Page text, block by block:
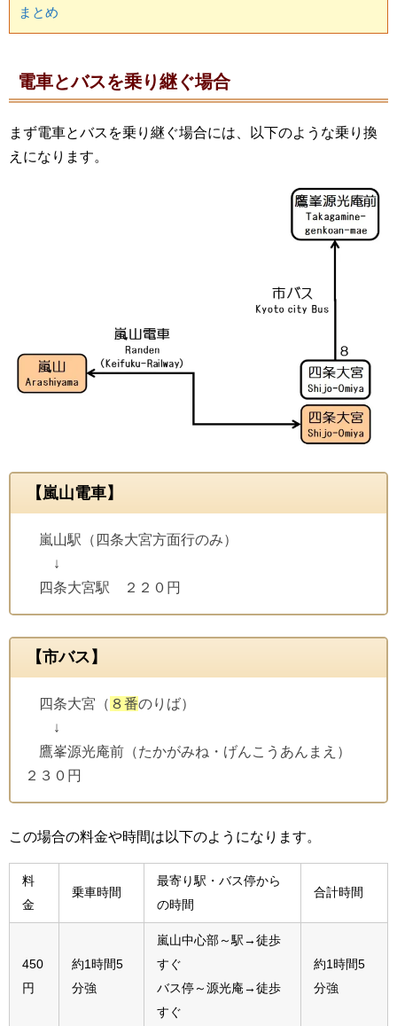
まとめ
電車とバスを乗り継ぐ場合
まず電車とバスを乗り継ぐ場合には、以下のような乗り換
えになります。
【嵐山電車】
嵐山駅（四条大宮方面行のみ）
↓
四条大宮駅 ２２０円
【市バス】
四条大宮（ ８番のりば）
↓
鷹峯源光庵前（たかがみね・げんこうあんまえ）
２３０円
この場合の料金や時間は以下のようになります。
料
金
乗車時間
最寄り駅・バス停から
の時間
合計時間
450
円
約1時間5
分強
嵐山中心部～駅→徒歩
すぐ
バス停～源光庵→徒歩
すぐ
約1時間5
分強